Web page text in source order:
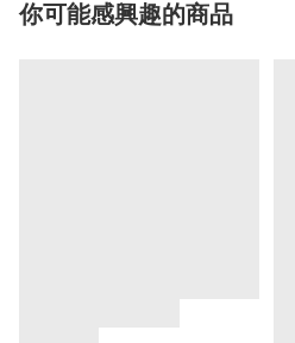
你可能感興趣的商品